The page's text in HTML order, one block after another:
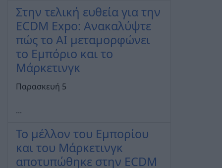
Στην τελική ευθεία για την
ECDM Expo: Ανακαλύψτε
πώς το AI μεταμορφώνει
το Εμπόριο και το
Μάρκετινγκ
Παρασκευή 5
...
Το μέλλον του Eμπορίου
και του Μάρκετινγκ
αποτυπώθηκε στην ECDM